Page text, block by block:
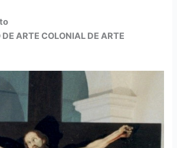
DE ARTE COLONIAL DE ARTE